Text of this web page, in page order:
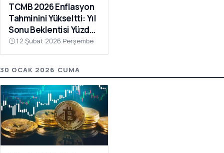
TCMB 2026 Enflasyon
Tahminini Yükseltti: Yıl
Sonu Beklentisi Yüzde
15-21 Aralığında
12 Şubat 2026 Perşembe
30 OCAK 2026 CUMA